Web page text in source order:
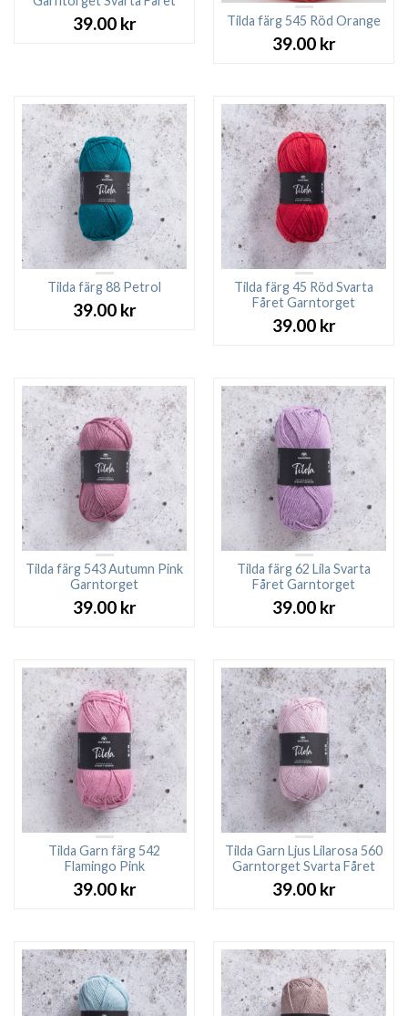
39.00 kr Tilda färg 545 Röd Orange
39.00 kr
Tilda färg 88 Petrol
39.00 kr
Tilda färg 45 Röd Svarta
Fåret Garntorget
39.00 kr
Tilda färg 543 Autumn Pink
Garntorget
39.00 kr
Tilda färg 62 Lila Svarta
Fåret Garntorget
39.00 kr
Tilda Garn färg 542
Flamingo Pink
39.00 kr
Tilda Garn Ljus Lilarosa 560
Garntorget Svarta Fåret
39.00 kr